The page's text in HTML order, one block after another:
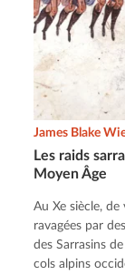
Les raids
Moyen Âge
James Blake
Au Xe siècle,
ravagées par
des Sarrasins
cols alpins